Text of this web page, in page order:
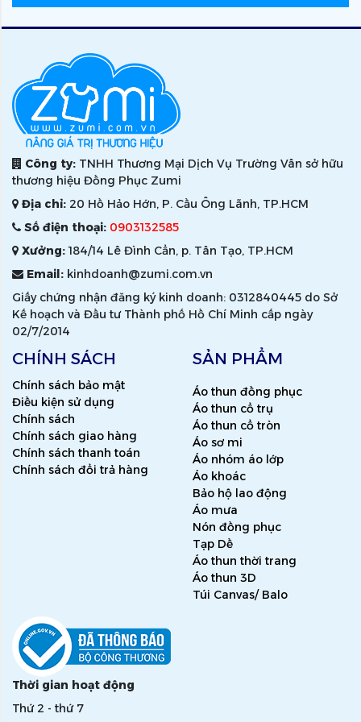
Công ty: TNHH Thương Mại Dịch Vụ Trường Vân sở hữu
thương hiệu Đồng Phục Zumi
Địa chỉ: 20 Hồ Hảo Hớn, P. Cầu Ông Lãnh, TP.HCM
Số điện thoại: 0903132585
Xưởng:184/14 Lê Đình Cẩn, p. Tân Tạo, TP.HCM
Email: kinhdoanh@zumi.com.vn
Giấy chứng nhận đăng ký kinh doanh: 0312840445 do Sở
Kế hoạch và Đầu tư Thành phố Hồ Chí Minh cấp ngày
02/7/2014
CHÍNH SÁCH
Chính sách bảo mật
Điều kiện sử dụng
Chính sách
Chính sách giao hàng
Chính sách thanh toán
Chính sách đổi trả hàng
SẢN PHẨM
Áo thun đồng phục
Áo thun cổ trụ
Áo thun cổ tròn
Áo sơ mi
Áo nhóm áo lớp
Áo khoác
Bảo hộ lao động
Áo mưa
Nón đồng phục
Tạp Dề
Áo thun thời trang
Áo thun 3D
Túi Canvas/ Balo
Thời gian hoạt động
Thứ 2 - thứ 7